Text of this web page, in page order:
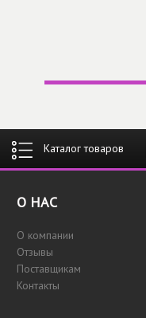
О НАС
О компании
Отзывы
Поставщикам
Контакты